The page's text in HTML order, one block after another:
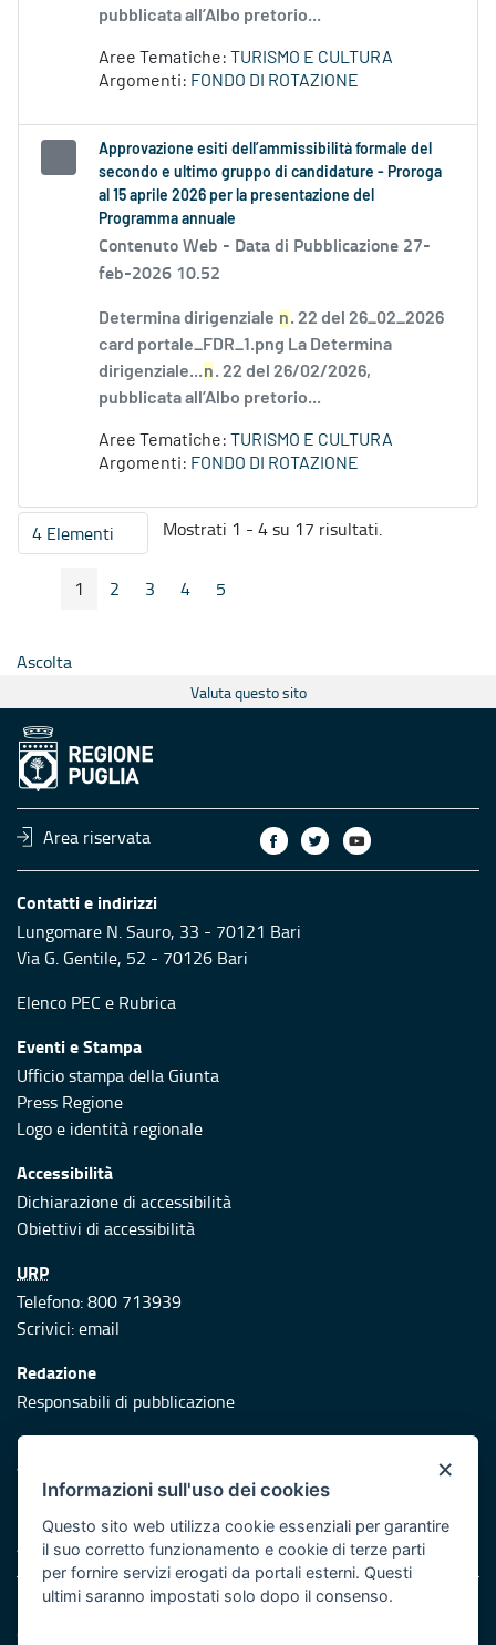
pubblicata all’Albo pretorio...
Aree Tematiche: TURISMO E CULTURA
Argomenti: FONDO DI ROTAZIONE
Approvazione esiti dell’ammissibilità formale del
secondo e ultimo gruppo di candidature - Proroga
al 15 aprile 2026 per la presentazione del
Programma annuale
Contenuto Web - Data di Pubblicazione 27-
feb-2026 10.52
Determina dirigenziale n. 22 del 26_02_2026
card portale_FDR_1.png La Determina
dirigenziale...n. 22 del 26/02/2026,
pubblicata all’Albo pretorio...
Aree Tematiche: TURISMO E CULTURA
Argomenti: FONDO DI ROTAZIONE
4 ElementiPer pagina
Mostrati 1 - 4 su 17 risultati.
Pagina Precedente
Pagina
1 Pagina
2 Pagina
3 Pagina
4 Pagina
5
Ascolta
Valuta questo sito
Area riservata
Contatti e indirizzi
Lungomare N. Sauro, 33 - 70121 Bari
Via G. Gentile, 52 - 70126 Bari
Elenco PEC e Rubrica
Eventi e Stampa
Ufficio stampa della Giunta
Press Regione
Logo e identità regionale
Accessibilità
Dichiarazione di accessibilità
Obiettivi di accessibilità
URP
Telefono: 800 713939
Scrivici:email
Redazione
Responsabili di pubblicazione
Protezione civile
Vai al sito di Protezione Civile Puglia
Iniziativa finanziata con risorse del POR Puglia 2014/2020 -
Asse XI
Note legali
Cookie e privacy
×
Informazioni sull'uso dei cookies
Questo sito web utilizza cookie essenziali per garantire
il suo corretto funzionamento e cookie di terze parti
per fornire servizi erogati da portali esterni. Questi
ultimi saranno impostati solo dopo il consenso.